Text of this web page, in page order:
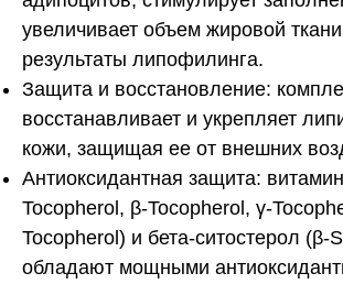
увеличивает объем жировой
результаты липофилинга.
Защита и восстановление:
восстанавливает и укрепляет
кожи, защищая ее от внешних
Антиоксидантная защита:
Tocopherol, β-Tocopherol, γ-
Tocopherol) и бета-ситостерол (β-
обладают мощными